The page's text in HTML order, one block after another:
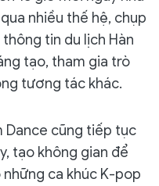
nhiều thế hệ, chụp
tin du lịch Hàn
tạo, tham gia trò
tương tác khác.
Dance cũng tiếp tục
tạo không gian để
ca khúc K-pop